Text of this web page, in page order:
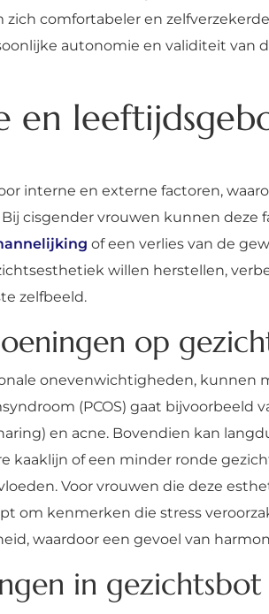
comfortabeler en
autonomie en validiteit van
en
interne en externe factoren,
cisgender vrouwen kunnen deze
of een verlies van de
willen herstellen,
zelfbeeld.
op
onevenwichtigheden,
(PCOS) gaat bijvoorbeeld
en acne. Bovendien kan
kaaklijn of een minder ronde
Voor vrouwen die deze
om kenmerken die stress
waardoor een gevoel van
in